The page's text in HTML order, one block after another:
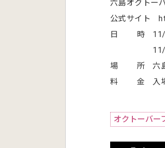
六島オクトー
公式サイト
日 時 11/4
11/5（日
場 所 六島
料 金 入場
オクトーバー